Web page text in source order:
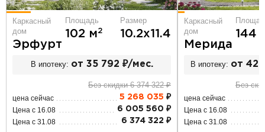
Каркасный
дом
Эрфурт
Площадь
102 м2
Размер
10.2х11.4
В ипотеку: от 35 792 ₽/мес.
Без скидки 6 374 322 ₽
цена сейчас 5 268 035 ₽
Цена с 16.08 6 005 560 ₽
Цена с 31.08 6 374 322 ₽
Каркасный
дом
Мерида
144
В ипотеку: от 42
Без
цена сейчас
Цена с 16.08
Цена с 31.08